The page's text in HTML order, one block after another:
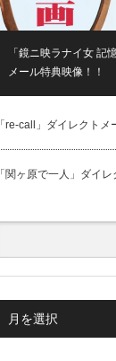
「鏡ニ映ラナイ女 記
メール特典映像！！
「re-call」ダイレクトメ
「関ヶ原で⼀⼈」ダイ